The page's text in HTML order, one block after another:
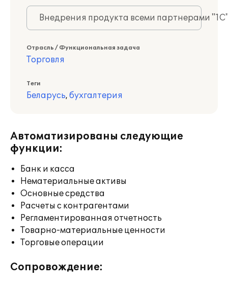
Внедрения продукта всеми партнерами
Отрасль / Функциональная задача
Торговля
Теги
Беларусь, бухгалтерия
Автоматизированы следующие
функции:
Банк и касса
Нематериальные активы
Основные средства
Расчеты с контрагентами
Регламентированная отчетность
Товарно-материальные ценности
Торговые операции
Сопровождение: